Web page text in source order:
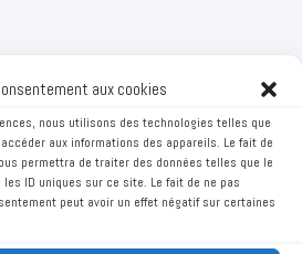
aux cookies
nous utilisons des technologies telles que
aux informations des appareils. Le fait de
permettra de traiter des données telles que le
ID uniques sur ce site. Le fait de ne pas
peut avoir un effet négatif sur certaines